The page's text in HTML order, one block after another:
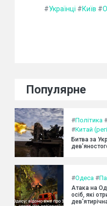
#Українці #Київ #
Популярне
#Політика
#Китай
Битва за
#Одеса #
Атака на
осіб, які